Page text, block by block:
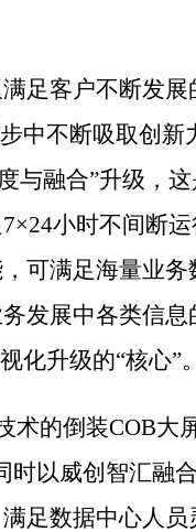
足客户不断发展
中不断吸取创
与融合”升级，
小时不间断
可满足海量业
发展中各类信
化升级的“核心”
的倒装COB大
时以威创智汇融
足数据中心人